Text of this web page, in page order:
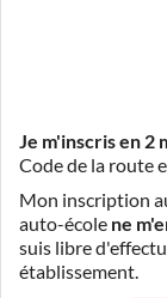
Je m'inscris en 2
Code de la route
Mon inscription
auto-école ne
suis libre
établissement.